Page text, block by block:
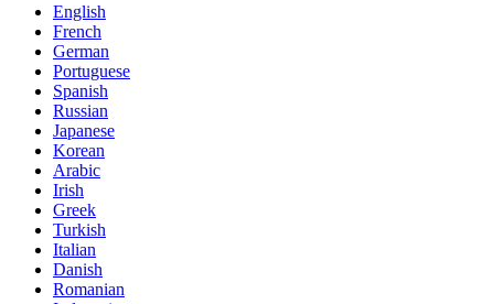
English
French
German
Portuguese
Spanish
Russian
Japanese
Korean
Arabic
Irish
Greek
Turkish
Italian
Danish
Romanian